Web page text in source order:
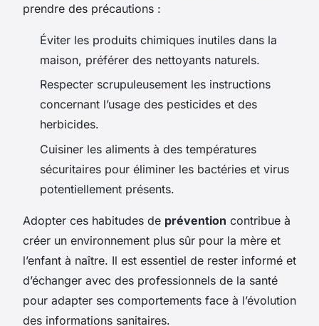
prendre des précautions :
Éviter les produits chimiques inutiles dans la
maison, préférer des nettoyants naturels.
Respecter scrupuleusement les instructions
concernant l’usage des pesticides et des
herbicides.
Cuisiner les aliments à des températures
sécuritaires pour éliminer les bactéries et virus
potentiellement présents.
Adopter ces habitudes de prévention contribue à
créer un environnement plus sûr pour la mère et
l’enfant à naître. Il est essentiel de rester informé et
d’échanger avec des professionnels de la santé
pour adapter ses comportements face à l’évolution
des informations sanitaires.